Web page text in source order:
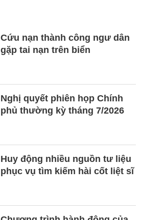
Cứu nạn thành công ngư dân
gặp tai nạn trên biển
Nghị quyết phiên họp Chính
phủ thường kỳ tháng 7/2026
Huy động nhiều nguồn tư liệu
phục vụ tìm kiếm hài cốt liệt sĩ